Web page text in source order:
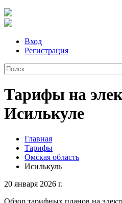
Вход
Регистрация
Тарифы на
Исилькуле
Главная
Тарифы
Омская область
Исилькуль
20 января 2026 г.
Обзор тарифных планов на